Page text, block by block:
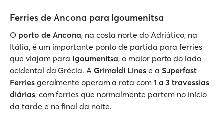
Ferries de Ancona para Igoumenitsa
O porto de Ancona, na costa norte do Adriático, na
Itália, é um importante ponto de partida para ferries
que viajam para Igoumenitsa, o maior porto do lado
ocidental da Grécia. A Grimaldi Lines e a Superfast
Ferries geralmente operam a rota com 1 a 3 travessias
diárias, com ferries que normalmente partem no início
da tarde e no final da noite.